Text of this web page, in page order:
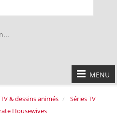
MENU
& dessins animés
Séries TV
Housewives